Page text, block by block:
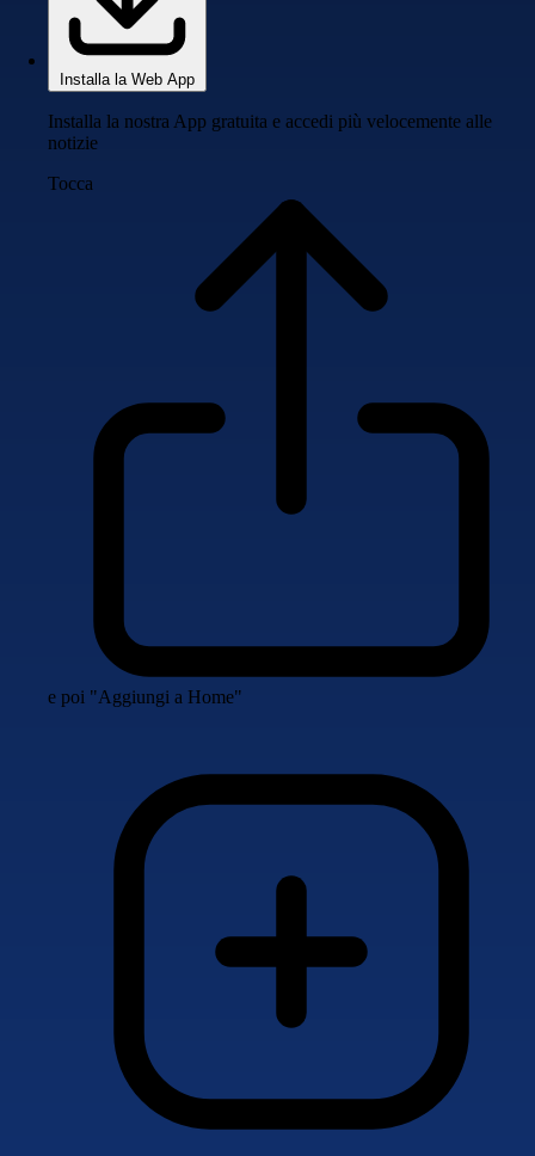
Installa la Web App
Installa la nostra App gratuita e accedi più velocemente alle
notizie
Tocca
e poi "Aggiungi a Home"